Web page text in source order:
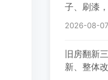
子、刷漆
2026-08-07
旧房翻新
新、整体